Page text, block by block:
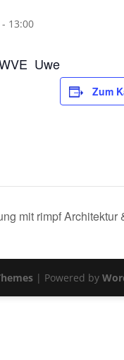
- 13:00
Uwe
Zum
mit rimpf Architektur
| Powered by